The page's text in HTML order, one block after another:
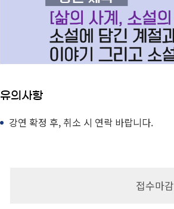
유의사항
강연 확정 후, 취소 시 연락 바랍니다.
접수마감